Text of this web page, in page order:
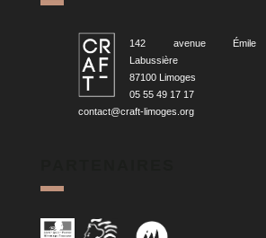
142 avenue Émile
Labussière
87100 Limoges
05 55 49 17 17
contact@craft-limoges.org